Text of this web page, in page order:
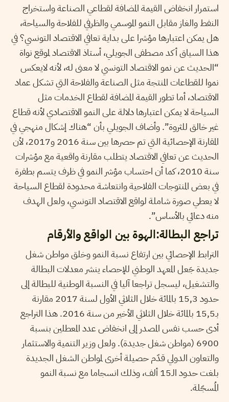
استمرار انخفاض القيمة المضافة لقطاعي الصناعة واستخراج
النفط والغاز مقابل النمو الموسمي والظرفي للفلاحة والسياحة،
هل يمكن اعتبارها مؤشرا على بداية تعافي الاقتصاد التونسي؟ في
هذا السياق أكد مصطفى الجويلي، أستاذ الاقتصاد لموقع نواة
“الحديث عن نمو الاقتصاد التونسي لا معنى له، لأنه لايعكس
نموا للقطاعات المنتجة مثل الصناعة والفلاحة التي تشكل عماد
الاقتصاد، أما تطور القيمة المضافة لقطاع الخدمات مثل
السياحة لا يمكن اعتبارها دلالة على النمو الاقتصادي لأنه قطاع
غير خالق للثروة”. وأضاف الجويلي بأن “هناك إشكال منهجي في
المقارنة الإحصائية التي تم حصرها بين سنة 2016 و2017، لأن
الحديث عن تعافي الاقتصاد يتطلب مقارنة واقعية مع مؤشرات
سنة 2010، كما أن احتساب مؤشر النمو في ظرف يتسم بطفرة
في بعض المنتوجات الفلاحية وانتعاشة محدودة لقطاع السياحة
لا يعطي صورة شاملة لواقع الاقتصاد التونسي، ولعل الهدف
منه دعائي بالأساس”.
تراجع البطالة:الهوة بين الواقع والأرقام
الترابط الإحصائي بين ارتفاع نسبة النمو وخلق مواطن شغل
جديدة جَعل المعهد الوطني للإحصاء ينشر معدلات البطالة
والتشغيل، ليسجل تراجعا آليا في النسبة الوطنية للبطالة إلى
حدود 15,3 بالمائة خلال الثلاثي الأول لسنة 2017 مقارنة
بـ15,5 بالمائة خلال الثلاثي الأخير من سنة 2016. هذا التراجع
أدى حسب نفس المصدر إلى انخفاض عدد المعطلين بنسبة
6900 (مواطن شغل جديدة). ولعل وزير التنمية والاستثمار
والتعاون الدولي قدّم حصيلة أخرى لمواطن الشغل الجديدة
بلغت حدود الـ15 ألف، وذلك انسجاما مع نسبة النمو
المُسجّلة.